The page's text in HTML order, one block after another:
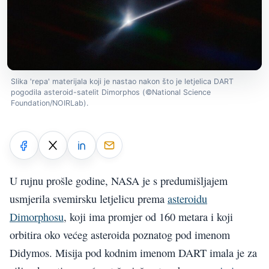
Slika 'repa' materijala koji je nastao nakon što je letjelica DART
pogodila asteroid-satelit Dimorphos (©National Science
Foundation/NOIRLab).
U rujnu prošle godine, NASA je s predumišljajem
usmjerila svemirsku letjelicu prema asteroidu
Dimorphosu, koji ima promjer od 160 metara i koji
orbitira oko većeg asteroida poznatog pod imenom
Didymos. Misija pod kodnim imenom DART imala je za